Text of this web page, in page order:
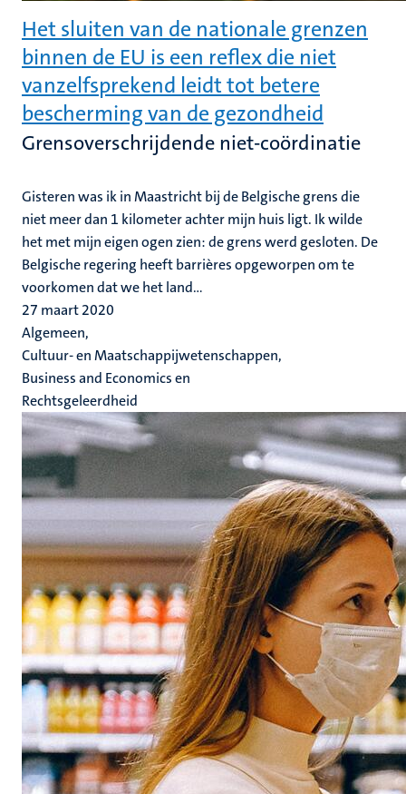
Het sluiten van de nationale grenzen
binnen de EU is een reflex die niet
vanzelfsprekend leidt tot betere
bescherming van de gezondheid
Grensoverschrijdende niet-coördinatie
Gisteren was ik in Maastricht bij de Belgische grens die
niet meer dan 1 kilometer achter mijn huis ligt. Ik wilde
het met mijn eigen ogen zien: de grens werd gesloten. De
Belgische regering heeft barrières opgeworpen om te
voorkomen dat we het land...
27 maart 2020
Algemeen,
Cultuur- en Maatschappijwetenschappen,
Business and Economics en
Rechtsgeleerdheid